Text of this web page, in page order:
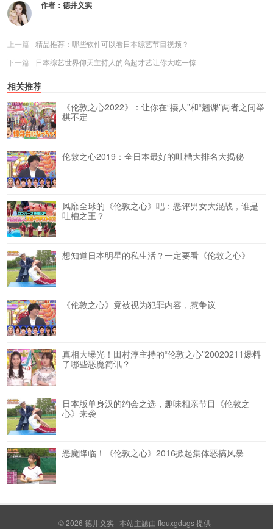
作者： 德井义实
上一篇
精品推荐：哪些软件可以看日本综艺节目视频？
下一篇
日本综艺世界仰天主持人的高超才艺让你大吃一惊
相关推荐
《伦敦之心2022》：让你在“揍人”和“翘课”两者之间举
棋不定
伦敦之心2019：全日本最好的吐槽大排名大揭秘
风靡全球的《伦敦之心》吧：恶评男女大混战，谁是
吐槽之王？
想知道日本明星的私生活？一定要看《伦敦之心》
《伦敦之心》竟被视为犯罪内容，惹争议
真相大曝光！田村淳主持的“伦敦之心”20020211爆料
了哪些恶魔简讯？
日本版单身汉的约会之选，趣味相亲节目《伦敦之
心》来袭
恶魔降临！《伦敦之心》2016掀起集体恶搞风暴
© 2026 德井义实 本站主题由 flquxgdags提供